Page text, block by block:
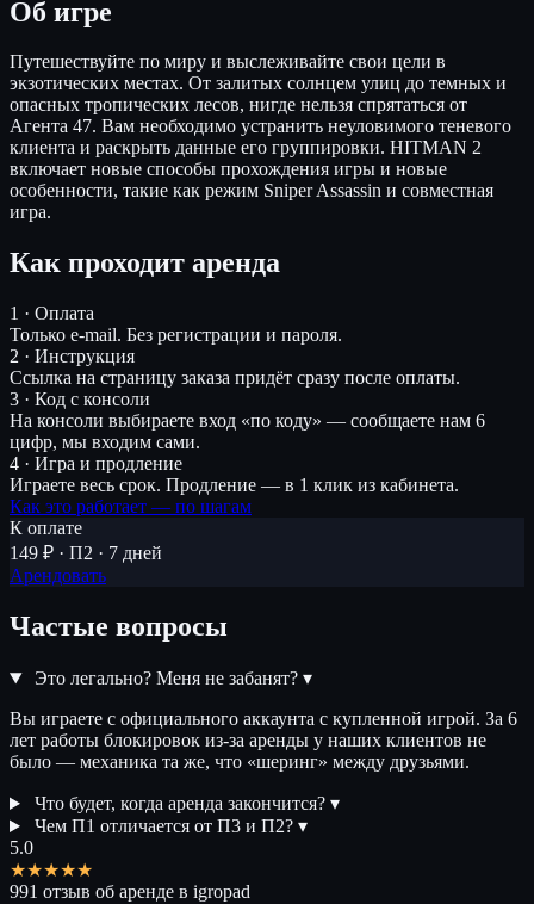
Об игре
Путешествуйте по миру и выслеживайте свои цели в
экзотических местах. От залитых солнцем улиц до темных и
опасных тропических лесов, нигде нельзя спрятаться от
Агента 47. Вам необходимо устранить неуловимого теневого
клиента и раскрыть данные его группировки. HITMAN 2
включает новые способы прохождения игры и новые
особенности, такие как режим Sniper Assassin и совместная
игра.
Как проходит аренда
1 · Оплата
Только e-mail. Без регистрации и пароля.
2 · Инструкция
Ссылка на страницу заказа придёт сразу после оплаты.
3 · Код с консоли
На консоли выбираете вход «по коду» — сообщаете нам 6
цифр, мы входим сами.
4 · Игра и продление
Играете весь срок. Продление — в 1 клик из кабинета.
Как это работает — по шагам
К оплате
149 ₽ · П2 · 7 дней
Арендовать
Частые вопросы
Это легально? Меня не забанят? ▾
Вы играете с официального аккаунта с купленной игрой. За 6
лет работы блокировок из-за аренды у наших клиентов не
было — механика та же, что «шеринг» между друзьями.
Что будет, когда аренда закончится? ▾
Чем П1 отличается от П3 и П2? ▾
5.0
★★★★★
991 отзыв об аренде в igropad